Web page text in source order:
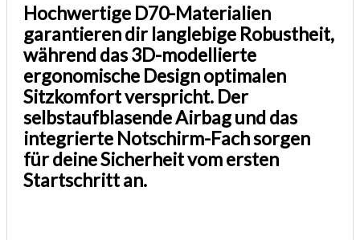
Hochwertige D70-Materialien
garantieren dir langlebige Robustheit,
während das 3D-modellierte
ergonomische Design optimalen
Sitzkomfort verspricht. Der
selbstaufblasende Airbag und das
integrierte Notschirm-Fach sorgen
für deine Sicherheit vom ersten
Startschritt an.